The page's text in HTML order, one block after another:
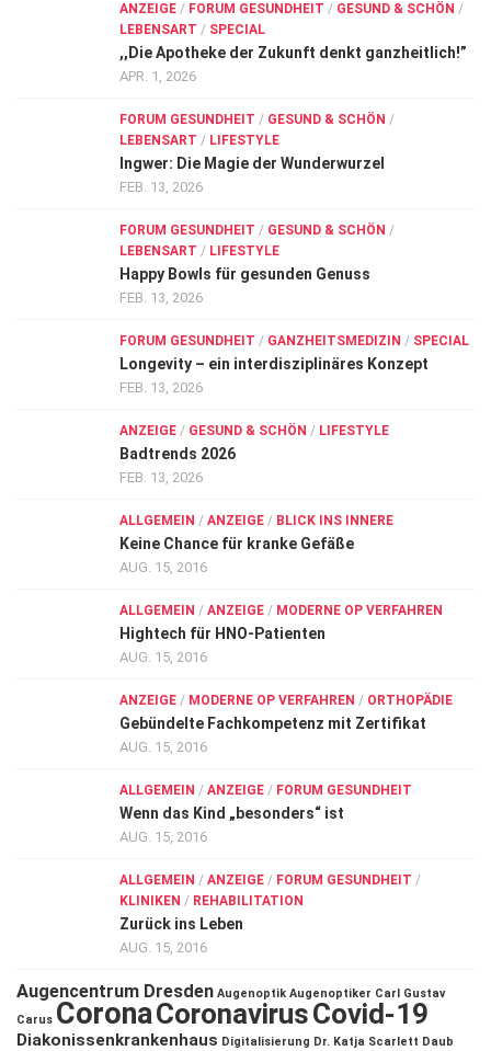
ANZEIGE / FORUM GESUNDHEIT / GESUND & SCHÖN /
LEBENSART / SPECIAL
,,Die Apotheke der Zukunft denkt ganzheitlich!”
APR. 1, 2026
FORUM GESUNDHEIT / GESUND & SCHÖN /
LEBENSART / LIFESTYLE
Ingwer: Die Magie der Wunderwurzel
FEB. 13, 2026
FORUM GESUNDHEIT / GESUND & SCHÖN /
LEBENSART / LIFESTYLE
Happy Bowls für gesunden Genuss
FEB. 13, 2026
FORUM GESUNDHEIT / GANZHEITSMEDIZIN / SPECIAL
Longevity – ein interdisziplinäres Konzept
FEB. 13, 2026
ANZEIGE / GESUND & SCHÖN / LIFESTYLE
Badtrends 2026
FEB. 13, 2026
ALLGEMEIN / ANZEIGE / BLICK INS INNERE
Keine Chance für kranke Gefäße
AUG. 15, 2016
ALLGEMEIN / ANZEIGE / MODERNE OP VERFAHREN
Hightech für HNO-Patienten
AUG. 15, 2016
ANZEIGE / MODERNE OP VERFAHREN / ORTHOPÄDIE
Gebündelte Fachkompetenz mit Zertifikat
AUG. 15, 2016
ALLGEMEIN / ANZEIGE / FORUM GESUNDHEIT
Wenn das Kind „besonders“ ist
AUG. 15, 2016
ALLGEMEIN / ANZEIGE / FORUM GESUNDHEIT /
KLINIKEN / REHABILITATION
Zurück ins Leben
AUG. 15, 2016
Augencentrum Dresden Augenoptik Augenoptiker Carl Gustav
Carus CoronaCoronavirusCovid-19
Diakonissenkrankenhaus Digitalisierung Dr. Katja Scarlett Daub